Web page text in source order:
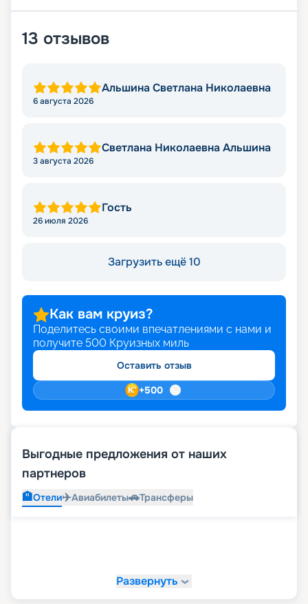
13 отзывов
Альшина Светлана Николаевна
6 августа 2026
Светлана Николаевна Альшина
3 августа 2026
Гость
26 июля 2026
Загрузить ещё 10
Как вам круиз?
Поделитесь своими впечатлениями с нами и
получите 500 Круизных миль
Оставить отзыв
+500
Выгодные предложения от наших
партнеров
🏨Отели✈️Авиабилеты🚗Трансферы
Развернуть